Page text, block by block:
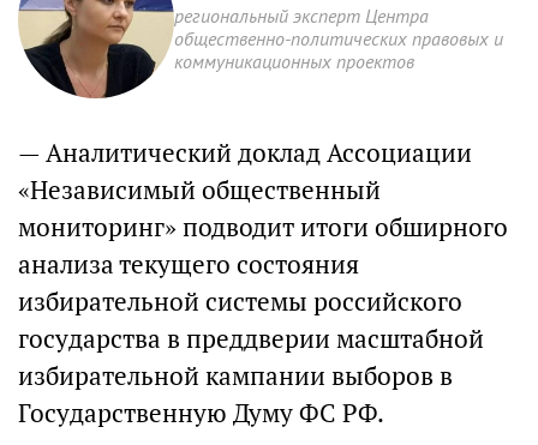
региональный эксперт Центра
общественно-политических правовых и
коммуникационных проектов
— Аналитический доклад Ассоциации
«Независимый общественный
мониторинг» подводит итоги обширного
анализа текущего состояния
избирательной системы российского
государства в преддверии масштабной
избирательной кампании выборов в
Государственную Думу ФС РФ.